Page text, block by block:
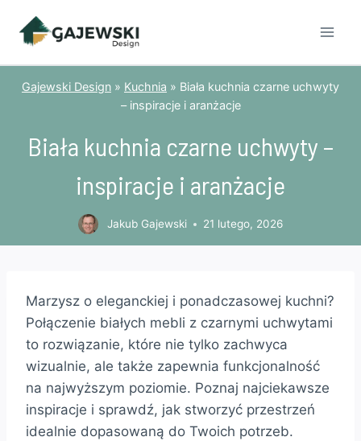
Gajewski Design » Kuchnia » Biała kuchnia czarne uchwyty
– inspiracje i aranżacje
Biała kuchnia czarne uchwyty –
inspiracje i aranżacje
Jakub Gajewski 21 lutego, 2026
Marzysz o eleganckiej i ponadczasowej kuchni?
Połączenie białych mebli z czarnymi uchwytami
to rozwiązanie, które nie tylko zachwyca
wizualnie, ale także zapewnia funkcjonalność
na najwyższym poziomie. Poznaj najciekawsze
inspiracje i sprawdź, jak stworzyć przestrzeń
idealnie dopasowaną do Twoich potrzeb.